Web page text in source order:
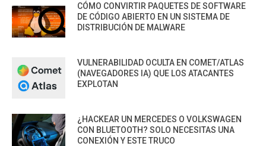
CÓMO CONVIRTIR PAQUETES DE SOFTWARE
DE CÓDIGO ABIERTO EN UN SISTEMA DE
DISTRIBUCIÓN DE MALWARE
VULNERABILIDAD OCULTA EN COMET/ATLAS
(NAVEGADORES IA) QUE LOS ATACANTES
EXPLOTAN
¿HACKEAR UN MERCEDES O VOLKSWAGEN
CON BLUETOOTH? SOLO NECESITAS UNA
CONEXIÓN Y ESTE TRUCO